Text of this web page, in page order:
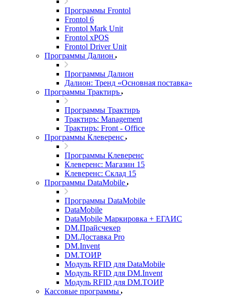
Программы Frontol
Frontol 6
Frontol Mark Unit
Frontol xPOS
Frontol Driver Unit
Программы Далион
Программы Далион
Далион: Тренд «Основная поставка»
Программы Трактиръ
Программы Трактиръ
Трактиръ: Management
Трактиръ: Front - Office
Программы Клеверенс
Программы Клеверенс
Клеверенс: Магазин 15
Клеверенс: Склад 15
Программы DataMobile
Программы DataMobile
DataMobile
DataMobile Маркировка + ЕГАИС
DM.Прайсчекер
DM.Доставка Pro
DM.Invent
DM.ТОИР
Модуль RFID для DataMobile
Модуль RFID для DM.Invent
Модуль RFID для DM.ТОИР
Кассовые программы